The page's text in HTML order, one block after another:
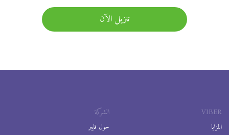
تنزيل الآن
VIBER
المزايا
الشركة
حول فايبر